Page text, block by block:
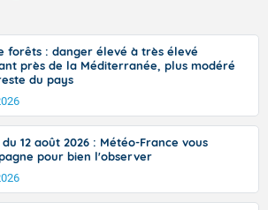
forêts : danger élevé à très élevé
près de la Méditerranée, plus modéré
du pays
du 12 août 2026 : Météo-France vous
pour bien l'observer